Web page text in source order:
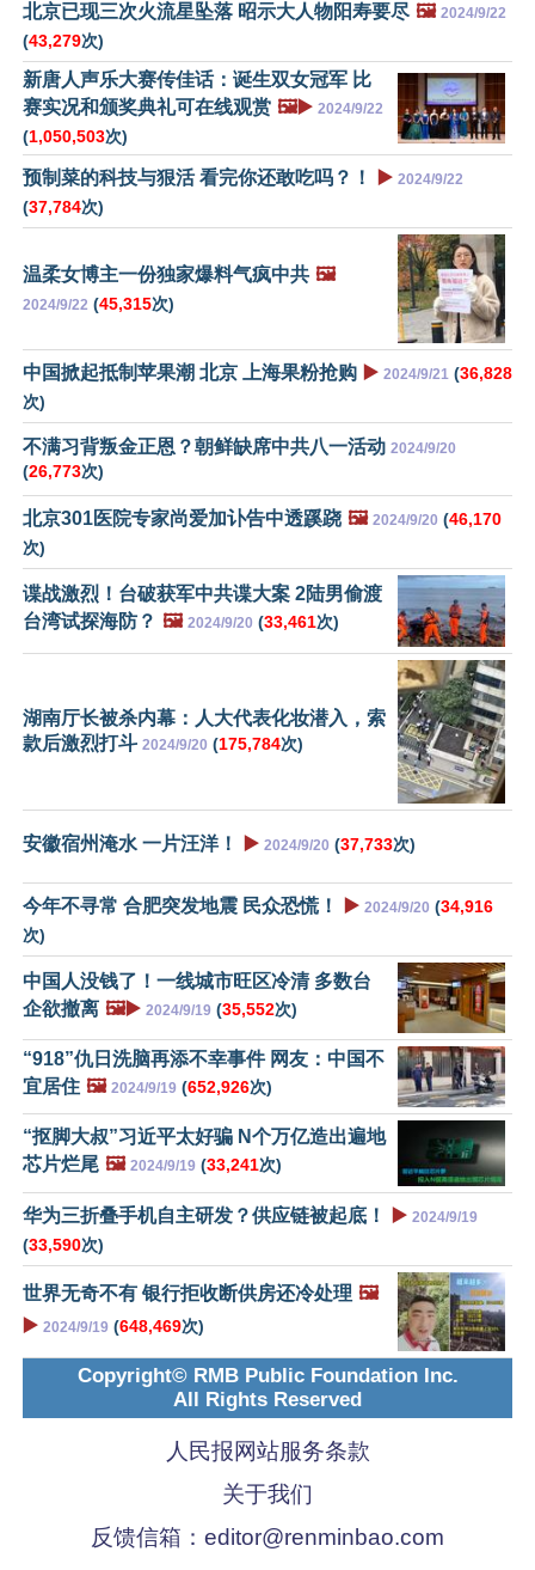
北京已现三次火流星坠落 昭示大人物阳寿要尽 🖼️ 2024/9/22
(43,279次)
新唐人声乐大赛传佳话：诞生双女冠军 比
赛实况和颁奖典礼可在线观赏 🖼️▶️ 2024/9/22
(1,050,503次)
预制菜的科技与狠活 看完你还敢吃吗？！ ▶️ 2024/9/22
(37,784次)
温柔女博主一份独家爆料气疯中共 🖼️
2024/9/22 (45,315次)
中国掀起抵制苹果潮 北京 上海果粉抢购 ▶️ 2024/9/21 (36,828
次)
不满习背叛金正恩？朝鲜缺席中共八一活动 2024/9/20
(26,773次)
北京301医院专家尚爱加讣告中透蹊跷 🖼️ 2024/9/20 (46,170
次)
谍战激烈！台破获军中共谍大案 2陆男偷渡
台湾试探海防？ 🖼️ 2024/9/20 (33,461次)
湖南厅长被杀内幕：人大代表化妆潜入，索
款后激烈打斗 2024/9/20 (175,784次)
安徽宿州淹水 一片汪洋！ ▶️ 2024/9/20 (37,733次)
今年不寻常 合肥突发地震 民众恐慌！ ▶️ 2024/9/20 (34,916
次)
中国人没钱了！一线城市旺区冷清 多数台
企欲撤离 🖼️▶️ 2024/9/19 (35,552次)
“918”仇日洗脑再添不幸事件 网友：中国不
宜居住 🖼️ 2024/9/19 (652,926次)
“抠脚大叔”习近平太好骗 N个万亿造出遍地
芯片烂尾 🖼️ 2024/9/19 (33,241次)
华为三折叠手机自主研发？供应链被起底！ ▶️ 2024/9/19
(33,590次)
世界无奇不有 银行拒收断供房还冷处理 🖼️
▶️ 2024/9/19 (648,469次)
Copyright© RMB Public Foundation Inc.
All Rights Reserved
人民报网站服务条款
关于我们
反馈信箱： editor@renminbao.com